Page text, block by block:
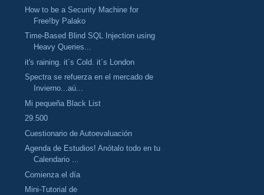
How to be a Security Machine for
Free!by Palako
Time-Based Blind SQL Injection using
Heavy Queries...
it's raining. it´s Cold. it´s London
Spectra se refuerza en el mercado de
Invierno...aú...
Mi pequeña Black List
29.500
Cuestionario de Autoevaluación
Agenda de Estudios! Anótalo todo en tu
Calendario ...
Comienza el día
Mini-Tutorial de